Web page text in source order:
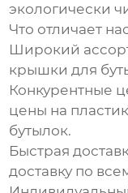
экологически
Что отличает
Широкий
крышки для
Конкурентные
цены на
бутылок.
Быстрая
доставку по